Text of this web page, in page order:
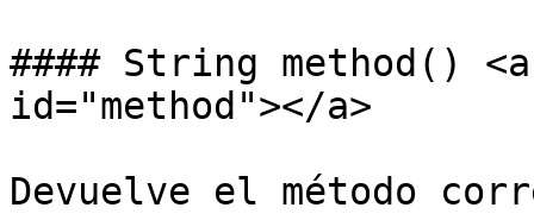
#### String method()
id="method"></a>
Devuelve el método